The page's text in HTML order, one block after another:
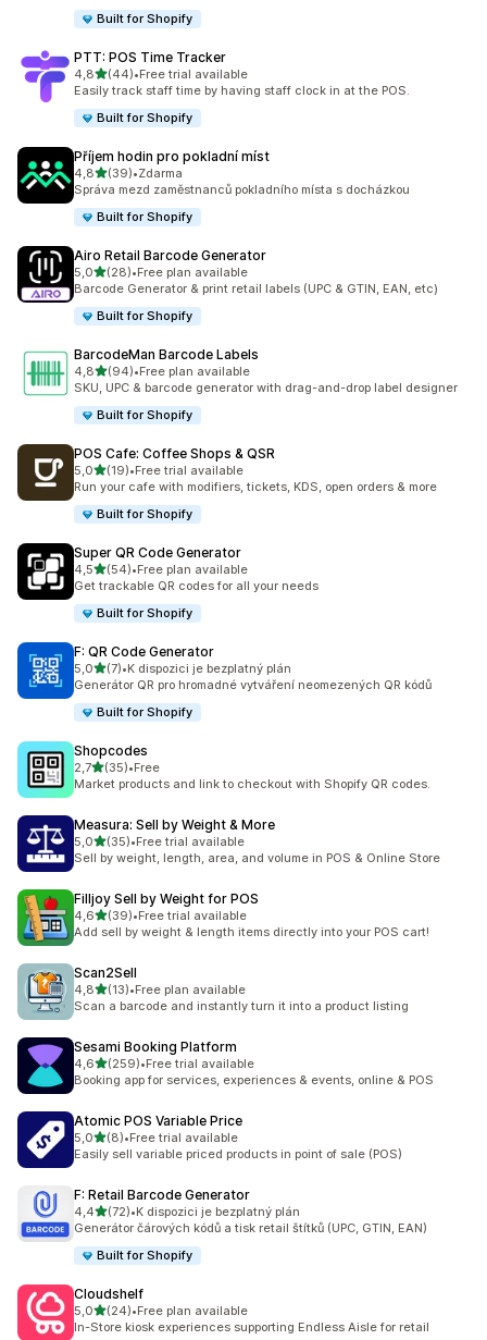
Built for Shopify
PTT: POS Time Tracker
4,8z 5 hvězd
(44)
Celkový počet recenzí: 44
•Free trial available
Easily track staff time by having staff clock in at the POS.
Built for Shopify
Příjem hodin pro pokladní míst
4,8z 5 hvězd
(39)
Celkový počet recenzí: 39
•Zdarma
Správa mezd zaměstnanců pokladního místa s docházkou
Built for Shopify
Airo Retail Barcode Generator
5,0z 5 hvězd
(28)
Celkový počet recenzí: 28
•Free plan available
Barcode Generator & print retail labels (UPC & GTIN, EAN, etc)
Built for Shopify
BarcodeMan Barcode Labels
4,8z 5 hvězd
(94)
Celkový počet recenzí: 94
•Free plan available
SKU, UPC & barcode generator with drag-and-drop label designer
Built for Shopify
POS Cafe: Coffee Shops & QSR
5,0z 5 hvězd
(19)
Celkový počet recenzí: 19
•Free trial available
Run your cafe with modifiers, tickets, KDS, open orders & more
Built for Shopify
Super QR Code Generator
4,5z 5 hvězd
(54)
Celkový počet recenzí: 54
•Free plan available
Get trackable QR codes for all your needs
Built for Shopify
F: QR Code Generator
5,0z 5 hvězd
(7)
Celkový počet recenzí: 7
•K dispozici je bezplatný plán
Generátor QR pro hromadné vytváření neomezených QR kódů
Built for Shopify
Shopcodes
2,7z 5 hvězd
(35)
Celkový počet recenzí: 35
•Free
Market products and link to checkout with Shopify QR codes.
Measura: Sell by Weight & More
5,0z 5 hvězd
(35)
Celkový počet recenzí: 35
•Free trial available
Sell by weight, length, area, and volume in POS & Online Store
Filljoy Sell by Weight for POS
4,6z 5 hvězd
(39)
Celkový počet recenzí: 39
•Free trial available
Add sell by weight & length items directly into your POS cart!
Scan2Sell
4,8z 5 hvězd
(13)
Celkový počet recenzí: 13
•Free plan available
Scan a barcode and instantly turn it into a product listing
Sesami Booking Platform
4,6z 5 hvězd
(259)
Celkový počet recenzí: 259
•Free trial available
Booking app for services, experiences & events, online & POS
Atomic POS Variable Price
5,0z 5 hvězd
(8)
Celkový počet recenzí: 8
•Free trial available
Easily sell variable priced products in point of sale (POS)
F: Retail Barcode Generator
4,4z 5 hvězd
(72)
Celkový počet recenzí: 72
•K dispozici je bezplatný plán
Generátor čárových kódů a tisk retail štítků (UPC, GTIN, EAN)
Built for Shopify
Cloudshelf
5,0z 5 hvězd
(24)
Celkový počet recenzí: 24
•Free plan available
In-Store kiosk experiences supporting Endless Aisle for retail